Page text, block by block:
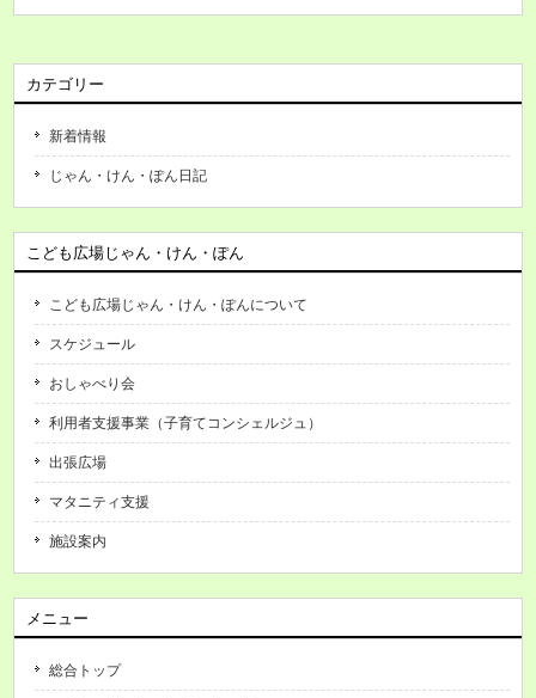
カテゴリー
新着情報
じゃん・けん・ぽん日記
こども広場じゃん・けん・ぽん
こども広場じゃん・けん・ぽんについて
スケジュール
おしゃべり会
利用者支援事業（子育てコンシェルジュ）
出張広場
マタニティ支援
施設案内
メニュー
総合トップ